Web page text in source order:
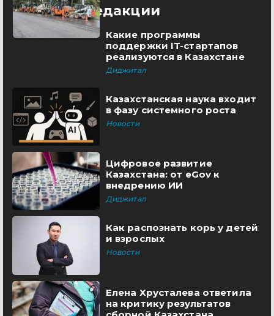
Выбор редакции
Какие программы
поддержки IT-стартапов
реализуются в Казахстане
Диджитал
Казахстанская наука входит
в фазу системного роста
Новости
Цифровое развитие
Казахстана: от eGov к
внедрению ИИ
Диджитал
Как распознать корь у детей
и взрослых
Новости
Елена Хрусталева ответила
на критику результатов